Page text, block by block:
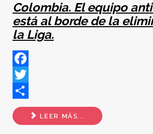
Colombia. El equipo
está al borde de la
la Liga.
Facebook
Twitter
Share
LEER MÁS...